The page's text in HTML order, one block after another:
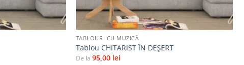
+
TABLOURI CU MUZICĂ
Tablou CHITARIST ÎN DEȘERT
De la 95,00 lei